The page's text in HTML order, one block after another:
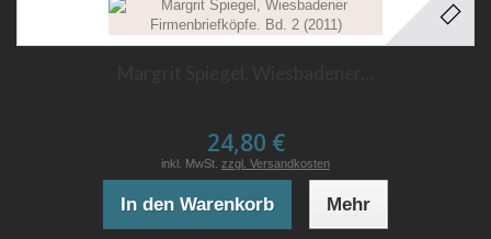
24,80 €
inkl. MwSt. zzgl. Versandkosten
In den Warenkorb Mehr